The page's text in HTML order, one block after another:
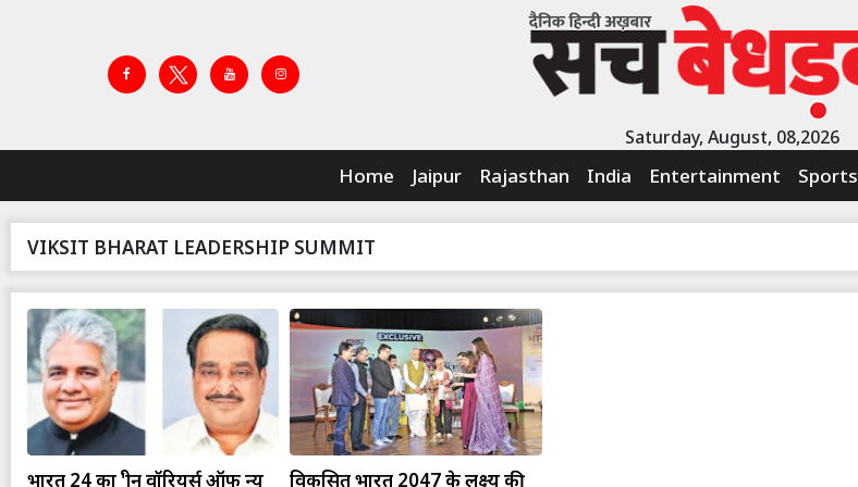
Saturday, August, 08,2026
Home Jaipur Rajasthan India Entertainment Sports
VIKSIT BHARAT LEADERSHIP SUMMIT
भारत 24 का 'ग्रीन वॉरियर्स ऑफ न्यू विकसित भारत 2047 के लक्ष्य की